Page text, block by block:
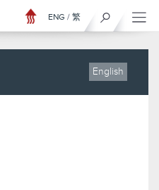
ENG / 繁
English